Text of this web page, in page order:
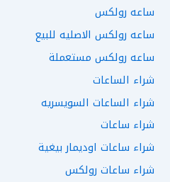
ساعه رولكس
ساعه رولكس الاصليه للبيع
ساعه رولكس مستعملة
شراء الساعات
شراء الساعات السويسريه
شراء ساعات
شراء ساعات اوديمار بيغية
شراء ساعات رولكس